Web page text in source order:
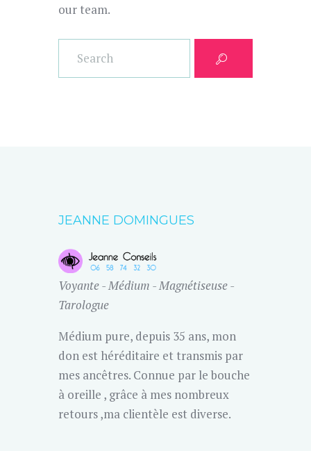
our team.
JEANNE DOMINGUES
Voyante - Médium - Magnétiseuse -
Tarologue
Médium pure, depuis 35 ans, mon
don est héréditaire et transmis par
mes ancêtres. Connue par le bouche
à oreille , grâce à mes nombreux
retours ,ma clientèle est diverse.